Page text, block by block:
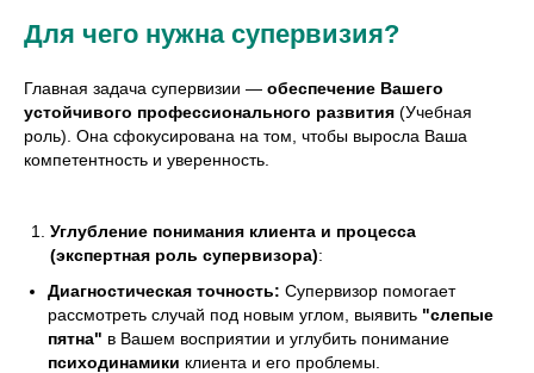
Для чего нужна супервизия?
Главная задача супервизии — обеспечение Вашего
устойчивого профессионального развития (Учебная
роль). Она сфокусирована на том, чтобы выросла Ваша
компетентность и уверенность.
Углубление понимания клиента и процесса
(экспертная роль супервизора):
Диагностическая точность: Супервизор помогает
рассмотреть случай под новым углом, выявить "слепые
пятна" в Вашем восприятии и углубить понимание
психодинамики клиента и его проблемы.